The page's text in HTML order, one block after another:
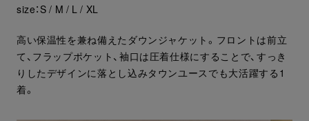
size：S / M / L / XL
高い保温性を兼ね備えたダウンジャケット。フロントは前立
て、フラップポケット、袖口は圧着仕様にすることで、すっき
りしたデザインに落とし込みタウンユースでも大活躍する1
着。